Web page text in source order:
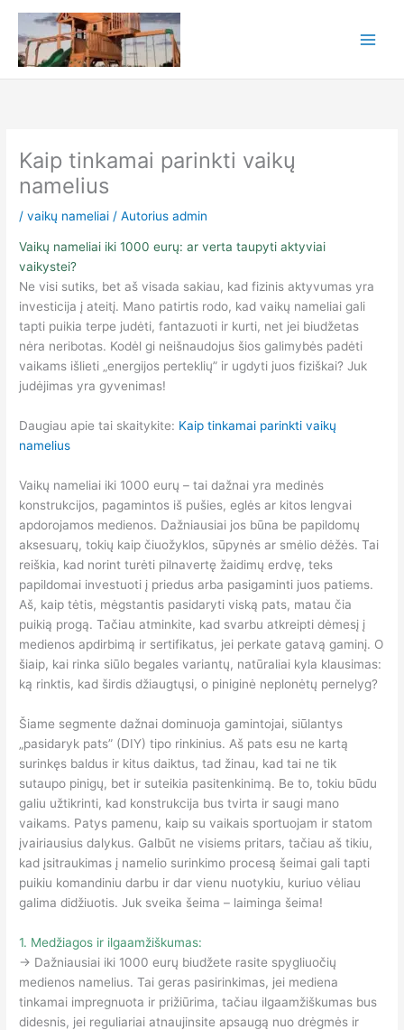
turinio
Kaip tinkamai parinkti vaikų
namelius
/vaikų nameliai / Autorius admin
Vaikų nameliai iki 1000 eurų: ar verta taupyti aktyviai
vaikystei?
Ne visi sutiks, bet aš visada sakiau, kad fizinis aktyvumas yra
investicija į ateitį. Mano patirtis rodo, kad vaikų nameliai gali
tapti puikia terpe judėti, fantazuoti ir kurti, net jei biudžetas
nėra neribotas. Kodėl gi neišnaudojus šios galimybės padėti
vaikams išlieti „energijos perteklių” ir ugdyti juos fiziškai? Juk
judėjimas yra gyvenimas!
Daugiau apie tai skaitykite: Kaip tinkamai parinkti vaikų
namelius
Vaikų nameliai iki 1000 eurų – tai dažnai yra medinės
konstrukcijos, pagamintos iš pušies, eglės ar kitos lengvai
apdorojamos medienos. Dažniausiai jos būna be papildomų
aksesuarų, tokių kaip čiuožyklos, sūpynės ar smėlio dėžės. Tai
reiškia, kad norint turėti pilnavertę žaidimų erdvę, teks
papildomai investuoti į priedus arba pasigaminti juos patiems.
Aš, kaip tėtis, mėgstantis pasidaryti viską pats, matau čia
puikią progą. Tačiau atminkite, kad svarbu atkreipti dėmesį į
medienos apdirbimą ir sertifikatus, jei perkate gatavą gaminį. O
šiaip, kai rinka siūlo begales variantų, natūraliai kyla klausimas:
ką rinktis, kad širdis džiaugtųsi, o piniginė neplonėtų pernelyg?
Šiame segmente dažnai dominuoja gamintojai, siūlantys
„pasidaryk pats” (DIY) tipo rinkinius. Aš pats esu ne kartą
surinkęs baldus ir kitus daiktus, tad žinau, kad tai ne tik
sutaupo pinigų, bet ir suteikia pasitenkinimą. Be to, tokiu būdu
galiu užtikrinti, kad konstrukcija bus tvirta ir saugi mano
vaikams. Patys pamenu, kaip su vaikais sportuojam ir statom
įvairiausius dalykus. Galbūt ne visiems pritars, tačiau aš tikiu,
kad įsitraukimas į namelio surinkimo procesą šeimai gali tapti
puikiu komandiniu darbu ir dar vienu nuotykiu, kuriuo vėliau
galima didžiuotis. Juk sveika šeima – laiminga šeima!
1. Medžiagos ir ilgaamžiškumas:
→ Dažniausiai iki 1000 eurų biudžete rasite spygliuočių
medienos namelius. Tai geras pasirinkimas, jei mediena
tinkamai impregnuota ir prižiūrima, tačiau ilgaamžiškumas bus
didesnis, jei reguliariai atnaujinsite apsaugą nuo drėgmės ir